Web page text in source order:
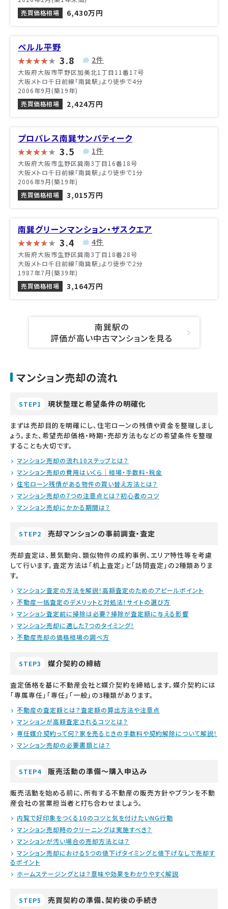
売買価格相場
6,430万円
ペルル平野
3.8 2件
大阪府大阪市平野区加美北1丁目11番17号
大阪メトロ千日前線「南巽駅」より徒歩で4分
2006年9月(築19年)
売買価格相場
2,424万円
プロパレス南巽サンパティーク
3.5 1件
大阪府大阪市生野区巽南3丁目16番18号
大阪メトロ千日前線「南巽駅」より徒歩で1分
2006年9月(築19年)
売買価格相場
3,015万円
南巽グリーンマンション・ザスクエア
3.4 4件
大阪府大阪市生野区巽南3丁目18番28号
大阪メトロ千日前線「南巽駅」より徒歩で2分
1987年7月(築39年)
売買価格相場
3,164万円
南巽駅の
評価が高い中古マンションを見る
マンション売却の流れ
STEP1 現状整理と希望条件の明確化
まずは売却目的を明確にし、住宅ローンの残債や資金を整理しまし
ょう。また、希望売却価格・時期・売却方法もなどの希望条件を整理
することも大切です。
マンション売却の流れ10ステップとは？
マンション売却の費用はいくら｜相場・手数料・税金
住宅ローン残債がある物件の買い替え方法とは？
マンション売却の7つの注意点とは？初心者のコツ
マンション売却にかかる期間は？
STEP2 売却マンションの事前調査・査定
売却査定は、景気動向、類似物件の成約事例、エリア特性等を考慮
して行います。査定方法は「机上査定」と「訪問査定」の2種類ありま
す。
マンション査定の方法を解説！高額査定のためのアピールポイント
不動産一括査定のデメリットと対処法！サイトの選び方
マンション査定前に掃除は必要？掃除が査定額に与える影響
マンション売却に適した7つのタイミング！
不動産売却の価格相場の調べ方
STEP3 媒介契約の締結
査定価格を基に不動産会社と媒介契約を締結します。媒介契約には
「専属専任」「専任」「一般」の3種類があります。
不動産の査定額とは？査定額の算出方法や注意点
マンションが高額査定されるコツとは？
専任媒介契約って何？家を売るときの手数料や契約解除について解説！
マンション売却の必要書類とは？
STEP4 販売活動の準備～購入申込み
販売活動を始める前に、所有する不動産の販売方針やプランを不動
産会社の営業担当者と打ち合わせましょう。
内覧で好印象をつくる10のコツと気を付けたいNG行動
マンション売却時のクリーニングは実施すべき？
マンションが汚い場合の売却方法とは？
マンション売却における5つの値下げタイミングと値下げなしで売却す
るポイント
ホームステージングとは？意味や効果をわかりやすく解説
STEP5 売買契約の準備、契約後の手続き